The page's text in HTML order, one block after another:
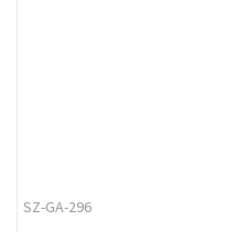
SZ-GA-296